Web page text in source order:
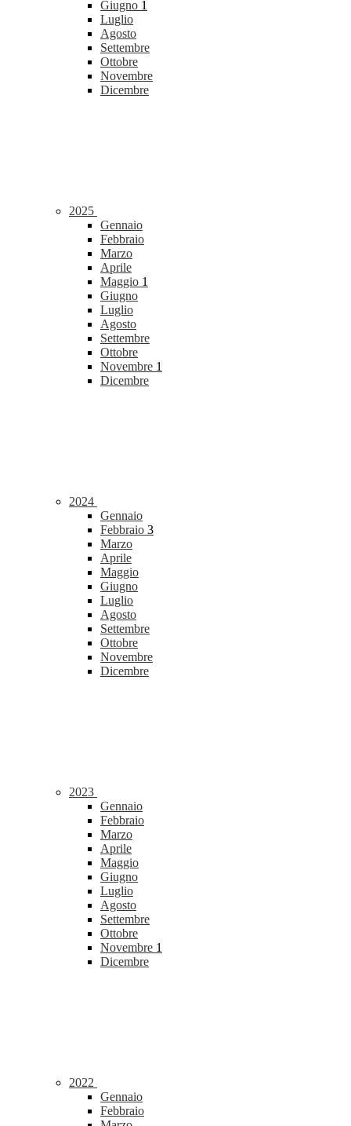
Giugno 1
Luglio
Agosto
Settembre
Ottobre
Novembre
Dicembre
2025
Gennaio
Febbraio
Marzo
Aprile
Maggio 1
Giugno
Luglio
Agosto
Settembre
Ottobre
Novembre 1
Dicembre
2024
Gennaio
Febbraio 3
Marzo
Aprile
Maggio
Giugno
Luglio
Agosto
Settembre
Ottobre
Novembre
Dicembre
2023
Gennaio
Febbraio
Marzo
Aprile
Maggio
Giugno
Luglio
Agosto
Settembre
Ottobre
Novembre 1
Dicembre
2022
Gennaio
Febbraio